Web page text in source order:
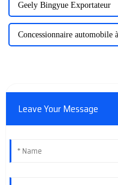
Geely Bingyue Exportateur
Concessionnaire automobile
Leave Your Message